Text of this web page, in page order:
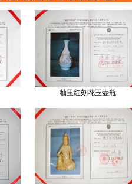
釉里红刻花玉壶瓶